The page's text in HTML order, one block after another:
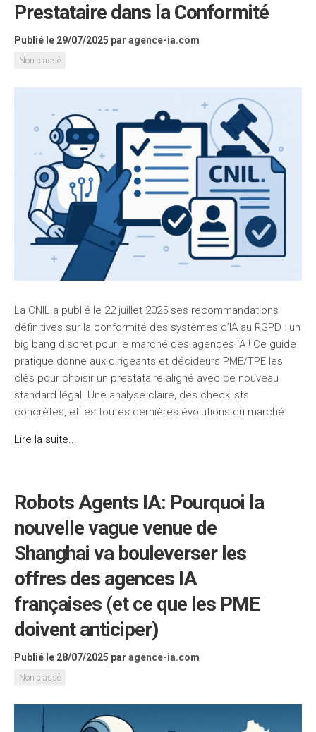
Prestataire dans la Conformité
Publié le 29/07/2025 par agence-ia.com
Non classé
La CNIL a publié le 22 juillet 2025 ses recommandations
définitives sur la conformité des systèmes d’IA au RGPD : un
big bang discret pour le marché des agences IA ! Ce guide
pratique donne aux dirigeants et décideurs PME/TPE les
clés pour choisir un prestataire aligné avec ce nouveau
standard légal. Une analyse claire, des checklists
concrètes, et les toutes dernières évolutions du marché.
Lire la suite...
Robots Agents IA: Pourquoi la
nouvelle vague venue de
Shanghai va bouleverser les
offres des agences IA
françaises (et ce que les PME
doivent anticiper)
Publié le 28/07/2025 par agence-ia.com
Non classé